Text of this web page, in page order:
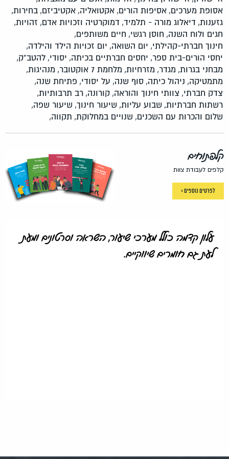
אסופת מערכים, אסיפות הורים, אקטואליה, אקטיביזם, בחירות,
גזענות, דיאלוג מורה - תלמיד, דמוקרטיה וזכויות אדם, זהויות,
חגים ולוח השנה, חוסן רגשי, חיים משותפים,
חינוך חברתי-קהילתי, יום השואה, יום זכויות הילד והילדה,
יחסי הורים-בית ספר, יחסים חברתיים בכיתה, יסודי, להטב"ק,
מבחני בגרות, מגדר, מזרחיות, מלחמת 7 אוקטובר,
מנהיגות,
מתמטיקה, ניהול כיתה, סוף שנה, על יסודי, פתיחת שנה,
צדק חברתי, צוותי חינוך והוראה, קורונה, רב תרבותיות,
רשתות חברתיות, שבוע עליות, שיעור חינוך, שיעור שפה,
שלום והכרות עם השכנים, שנויים במחלוקת, תקווה,
קלפתוחים
קלפים לעבודת צוות
לפרטים נוספים >
עלון קדמה כולל מערכי שיעור, השראה וסרטונים ומעת
לעת גם חומרים שיווקיים.